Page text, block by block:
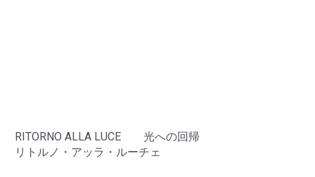
RITORNO ALLA LUCE 光への回帰
リトルノ・アッラ・ルーチェ